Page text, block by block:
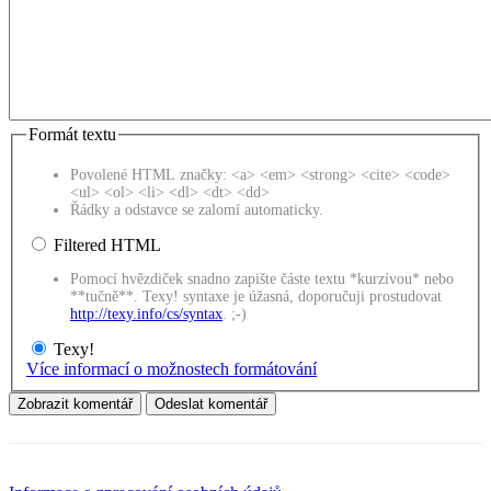
Formát textu
Povolené HTML značky: <a> <em> <strong> <cite> <code>
<ul> <ol> <li> <dl> <dt> <dd>
Řádky a odstavce se zalomí automaticky.
Filtered HTML
Pomocí hvězdiček snadno zapište částe textu *kurzívou* nebo
**tučně**. Texy! syntaxe je úžasná, doporučuji prostudovat
http://texy.info/cs/syntax . ;-)
Texy!
Více informací o možnostech formátování